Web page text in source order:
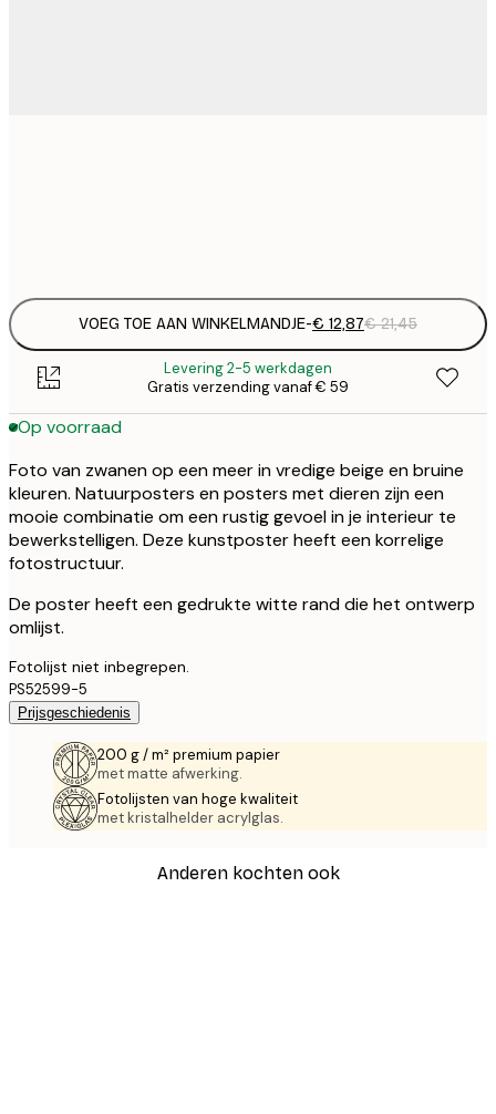
VOEG TOE AAN WINKELMANDJE-€ 12,87€ 21,45
Levering 2-5 werkdagen
Gratis verzending vanaf € 59
Op voorraad
Foto van zwanen op een meer in vredige beige en bruine
kleuren. Natuurposters en posters met dieren zijn een
mooie combinatie om een rustig gevoel in je interieur te
bewerkstelligen. Deze kunstposter heeft een korrelige
fotostructuur.
De poster heeft een gedrukte witte rand die het ontwerp
omlijst.
Fotolijst niet inbegrepen.
PS52599-5
Prijsgeschiedenis
200 g / m² premium papier
met matte afwerking.
Fotolijsten van hoge kwaliteit
met kristalhelder acrylglas.
Anderen kochten ook